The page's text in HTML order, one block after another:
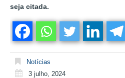
seja citada.
Notícias
3 julho, 2024